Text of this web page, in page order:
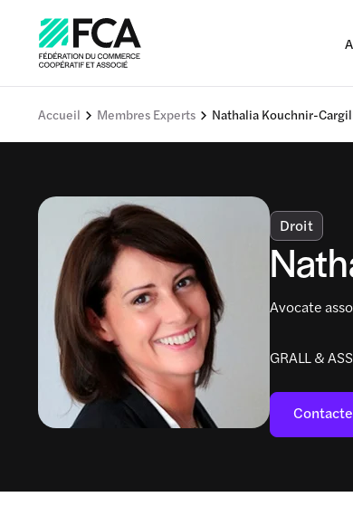
Accueil Membres Experts Nathalia Kouchnir-
Droit
Avocate
GRALL &